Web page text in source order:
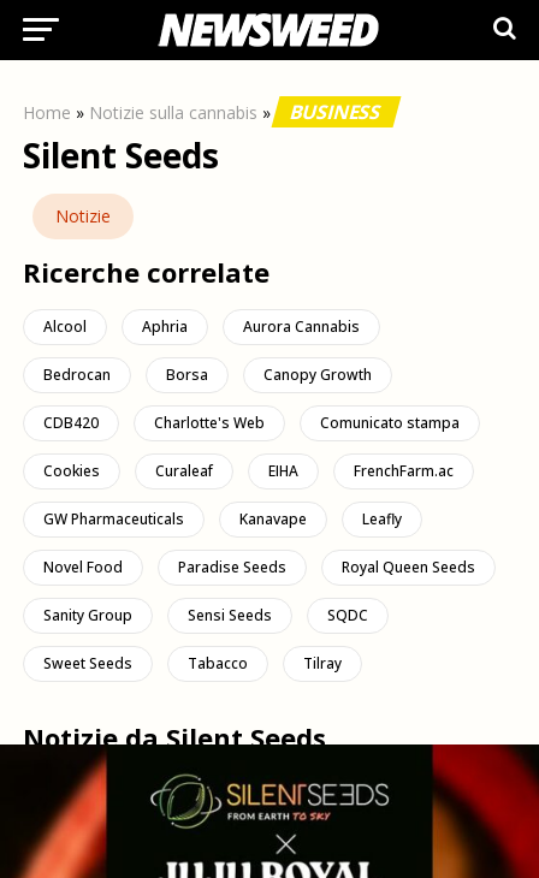
Home » Notizie sulla cannabis » BUSINESS
Silent Seeds
Notizie
Ricerche correlate
Alcool Aphria Aurora Cannabis
Bedrocan Borsa Canopy Growth
CDB420 Charlotte's Web Comunicato stampa
Cookies Curaleaf EIHA FrenchFarm.ac
GW Pharmaceuticals Kanavape Leafly
Novel Food Paradise Seeds Royal Queen Seeds
Sanity Group Sensi Seeds SQDC
Sweet Seeds Tabacco Tilray
Notizie da Silent Seeds